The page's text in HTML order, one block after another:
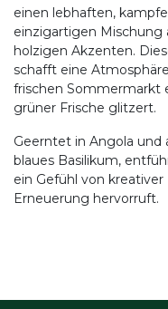
einen lebhaften,
einzigartigen Mischung
holzigen Akzenten.
schafft eine
frischen Sommermarkt
grüner Frische glitzert.
Geerntet in Angola und
blaues Basilikum,
ein Gefühl von
Erneuerung hervorruft.